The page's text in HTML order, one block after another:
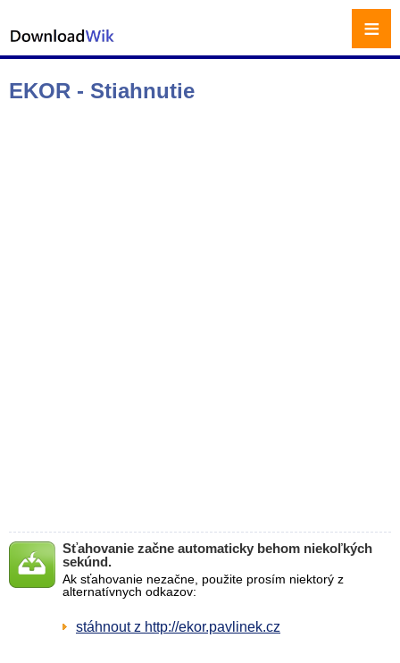
EKOR - Stiahnutie
Sťahovanie začne automaticky behom niekoľkých
sekúnd.
Ak sťahovanie nezačne, použite prosím niektorý z
alternatívnych odkazov:
stáhnout z http://ekor.pavlinek.cz
≡